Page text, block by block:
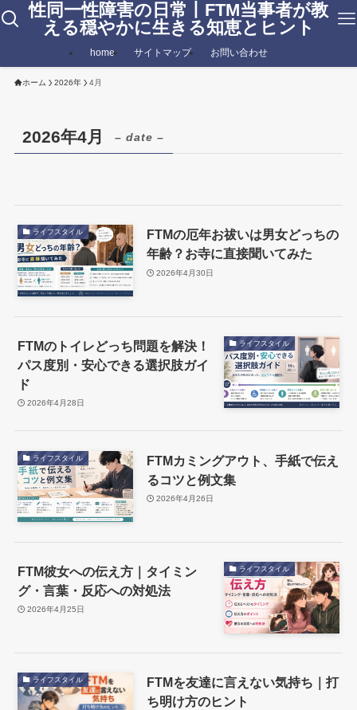
性同一性障害の日常丨FTM当事者が教
える穏やかに生きる知恵とヒント
home サイトマップ お問い合わせ
ホーム 2026年 4月
2026年4月 – date –
ライフスタイル
FTMの厄年お祓いは男女どっちの
年齢？お寺に直接聞いてみた
2026年4月30日
ライフスタイル
FTMのトイレどっち問題を解決！
パス度別・安心できる選択肢ガイ
ド
2026年4月28日
ライフスタイル
FTMカミングアウト、手紙で伝え
るコツと例文集
2026年4月26日
ライフスタイル
FTM彼女への伝え方｜タイミン
グ・言葉・反応への対処法
2026年4月25日
ライフスタイル
FTMを友達に言えない気持ち｜打
ち明け方のヒント